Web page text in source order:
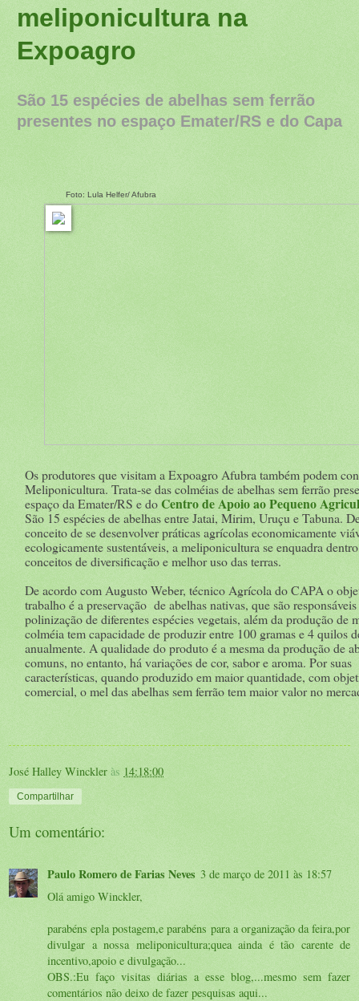
meliponicultura na
Expoagro
São 15 espécies de abelhas sem ferrão
presentes no espaço Emater/RS e do Capa
Foto: Lula Helfer/ Afubra
Os produtores que visitam a Expoagro Afubra também podem
Meliponicultura. Trata-se das colméias de abelhas sem ferrão
espaço da Emater/RS e doCentro de Apoio ao Pequeno
São 15 espécies de abelhas entre Jatai, Mirim, Uruçu e Tabuna.
conceito de se desenvolver práticas agrícolas economicamente
ecologicamente sustentáveis, a meliponicultura se enquadra
conceitos de diversificação e melhor uso das terras.
De acordo com Augusto Weber, técnico Agrícola do CAPA o
trabalho é a preservação de abelhas nativas, que são
polinização de diferentes espécies vegetais, além da produção de
colméia tem capacidade de produzir entre 100 gramas e 4 quilos
anualmente. A qualidade do produto é a mesma da produção de
comuns, no entanto, há variações de cor, sabor e aroma. Por suas
características, quando produzido em maior quantidade, com
comercial, o mel das abelhas sem ferrão tem maior valor no
José Halley Winckler às 14:18:00
Compartilhar
Um comentário:
Paulo Romero de Farias Neves 3 de março de 2011 às 18:57
Olá amigo Winckler,
parabéns epla postagem,e parabéns para a organização da feira,por
divulgar a nossa meliponicultura;quea ainda é tão carente de
incentivo,apoio e divulgação...
OBS.:Eu faço visitas diárias a esse blog,...mesmo sem fazer
comentários não deixo de fazer pesquisas aqui...